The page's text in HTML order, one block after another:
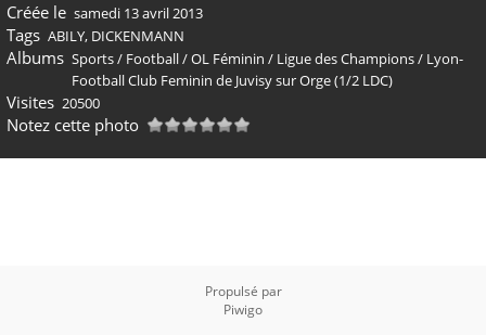
Créée le samedi 13 avril 2013
Tags ABILY, DICKENMANN
Albums Sports/ Football/OL Féminin / Ligue des Champions/ Lyon-
Football Club Feminin de Juvisy sur Orge (1/2 LDC)
Visites 20500
Notez cette photo
Propulsé par
Piwigo